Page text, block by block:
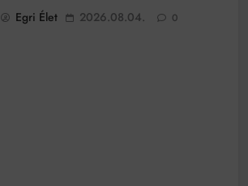
Egri Élet 2026.08.04. 0